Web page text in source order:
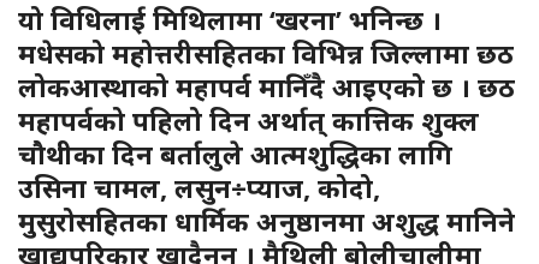
यो विधिलाई मिथिलामा ‘खरना’ भनिन्छ ।
मधेसको महोत्तरीसहितका विभिन्न जिल्लामा छठ
लोकआस्थाको महापर्व मानिँदै आइएको छ । छठ
महापर्वको पहिलो दिन अर्थात् कात्तिक शुक्ल
चौथीका दिन बर्तालुले आत्मशुद्धिका लागि
उसिना चामल, लसुन÷प्याज, कोदो,
मुसुरोसहितका धार्मिक अनुष्ठानमा अशुद्ध मानिने
खाद्यपरिकार खादैनन् । मैथिली बोलीचालीमा